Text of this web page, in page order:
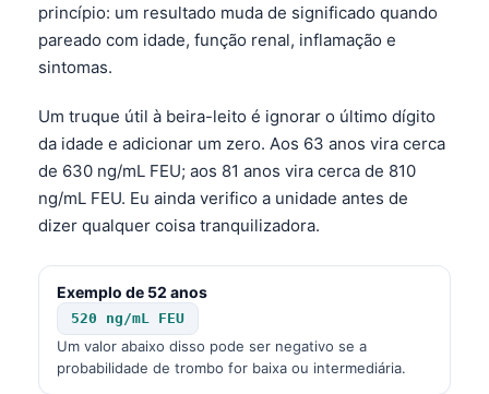
princípio: um resultado muda de significado quando
pareado com idade, função renal, inflamação e
sintomas.
Um truque útil à beira-leito é ignorar o último dígito
da idade e adicionar um zero. Aos 63 anos vira cerca
de 630 ng/mL FEU; aos 81 anos vira cerca de 810
ng/mL FEU. Eu ainda verifico a unidade antes de
dizer qualquer coisa tranquilizadora.
Exemplo de 52 anos
520 ng/mL FEU
Um valor abaixo disso pode ser negativo se a
probabilidade de trombo for baixa ou intermediária.